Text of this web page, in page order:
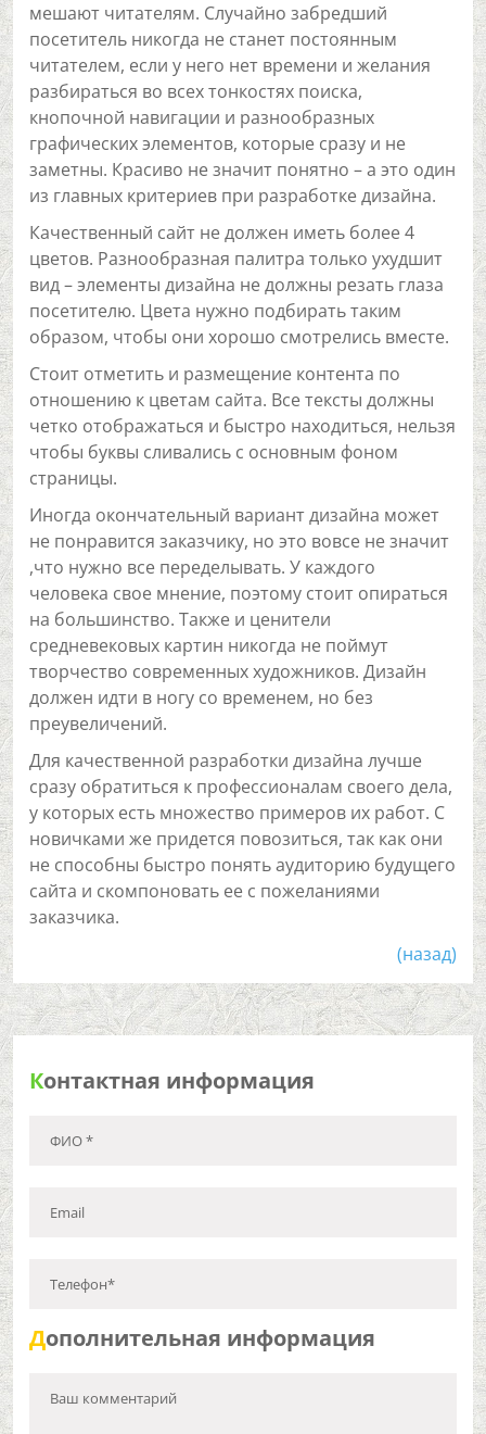
мешают читателям. Случайно забредший
посетитель никогда не станет постоянным
читателем, если у него нет времени и желания
разбираться во всех тонкостях поиска,
кнопочной навигации и разнообразных
графических элементов, которые сразу и не
заметны. Красиво не значит понятно – а это один
из главных критериев при разработке дизайна.
Качественный сайт не должен иметь более 4
цветов. Разнообразная палитра только ухудшит
вид – элементы дизайна не должны резать глаза
посетителю. Цвета нужно подбирать таким
образом, чтобы они хорошо смотрелись вместе.
Стоит отметить и размещение контента по
отношению к цветам сайта. Все тексты должны
четко отображаться и быстро находиться, нельзя
чтобы буквы сливались с основным фоном
страницы.
Иногда окончательный вариант дизайна может
не понравится заказчику, но это вовсе не значит
,что нужно все переделывать. У каждого
человека свое мнение, поэтому стоит опираться
на большинство. Также и ценители
средневековых картин никогда не поймут
творчество современных художников. Дизайн
должен идти в ногу со временем, но без
преувеличений.
Для качественной разработки дизайна лучше
сразу обратиться к профессионалам своего дела,
у которых есть множество примеров их работ. С
новичками же придется повозиться, так как они
не способны быстро понять аудиторию будущего
сайта и скомпоновать ее с пожеланиями
заказчика.
(назад)
Контактная информация
ФИО *
Email
Телефон*
Дополнительная информация
Ваш комментарий